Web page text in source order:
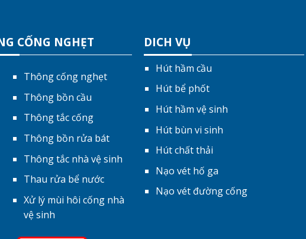
CỐNG NGHẸT
Thông cống nghẹt
Thông bồn cầu
Thông tắc cống
Thông bồn rửa bát
Thông tắc nhà vệ sinh
Thau rửa bể nước
Xử lý mùi hôi cống nhà
vệ sinh
DICH VỤ
Hút hầm cầu
Hút bể phốt
Hút hầm vệ sinh
Hút bùn vi sinh
Hút chất thải
Nạo vét hố ga
Nạo vét đường cống